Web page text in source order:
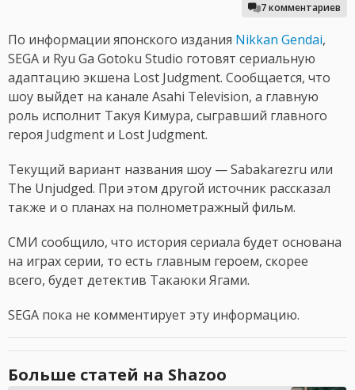
7 комментариев
По информации японского издания Nikkan Gendai,
SEGA и Ryu Ga Gotoku Studio готовят сериальную
адаптацию экшена Lost Judgment. Сообщается, что
шоу выйдет на канале Asahi Television, а главную
роль исполнит Такуя Кимура, сыгравший главного
героя Judgment и Lost Judgment.
Текущий вариант названия шоу — Sabakarezru или
The Unjudged. При этом другой источник рассказал
также и о планах на полнометражный фильм.
СМИ сообщило, что история сериала будет основана
на играх серии, то есть главным героем, скорее
всего, будет детектив Такаюки Ягами.
SEGA пока не комментирует эту информацию.
Больше статей на Shazoo